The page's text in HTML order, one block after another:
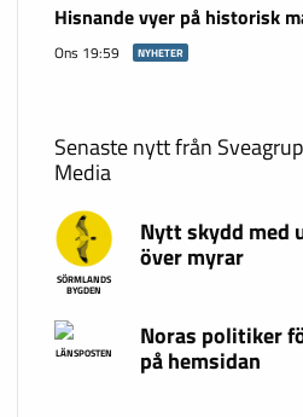
Hisnande vyer på historisk
Ons 19:59 NYHETER
Senaste nytt från
Media
SÖRMLANDS
BYGDEN
Nytt skydd med
över myrar
LÄNSPOSTEN
Noras politiker
på hemsidan